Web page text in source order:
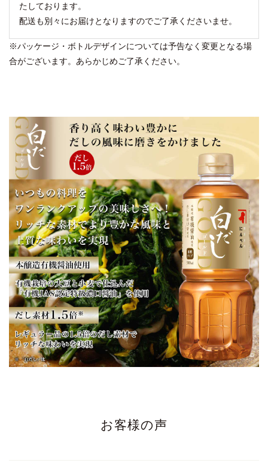
たしております。
配送も別々にお届けとなりますのでご了承くださいませ。
※パッケージ・ボトルデザインについては予告なく変更となる場
合がございます。あらかじめご了承ください。
お客様の声